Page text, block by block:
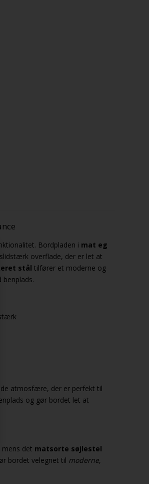
Bordpladen i mat eg
overflade, der er let at
stål tilfører et moderne og
benplads.
atmosfære, der er perfekt til
og gør bordet let at
det matsorte søjlestel
bordet velegnet til moderne,